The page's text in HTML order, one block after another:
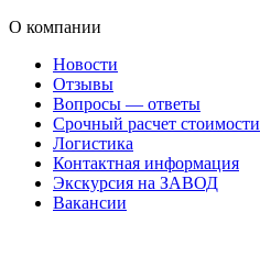
О компании
Новости
Отзывы
Вопросы — ответы
Срочный расчет стоимости
Логистика
Контактная информация
Экскурсия на ЗАВОД
Вакансии